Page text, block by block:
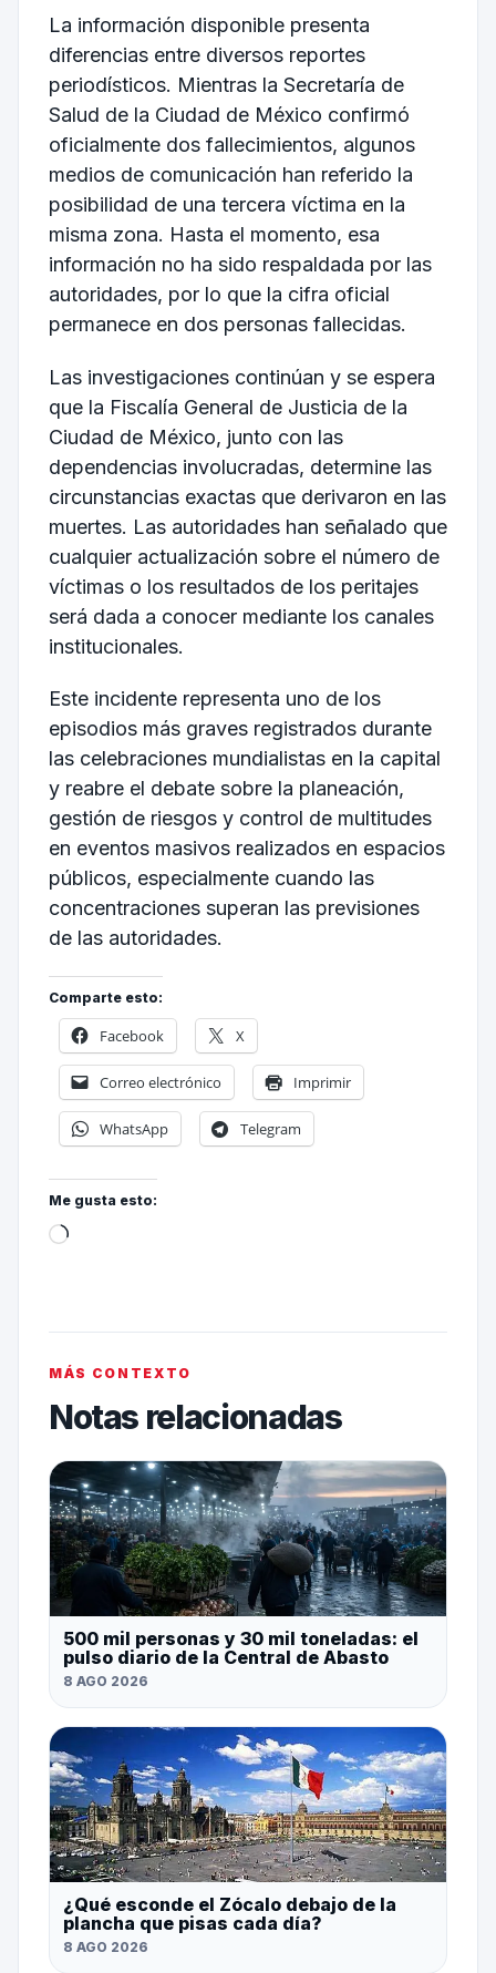
La información disponible presenta
diferencias entre diversos reportes
periodísticos. Mientras la Secretaría de
Salud de la Ciudad de México confirmó
oficialmente dos fallecimientos, algunos
medios de comunicación han referido la
posibilidad de una tercera víctima en la
misma zona. Hasta el momento, esa
información no ha sido respaldada por las
autoridades, por lo que la cifra oficial
permanece en dos personas fallecidas.
Las investigaciones continúan y se espera
que la Fiscalía General de Justicia de la
Ciudad de México, junto con las
dependencias involucradas, determine las
circunstancias exactas que derivaron en las
muertes. Las autoridades han señalado que
cualquier actualización sobre el número de
víctimas o los resultados de los peritajes
será dada a conocer mediante los canales
institucionales.
Este incidente representa uno de los
episodios más graves registrados durante
las celebraciones mundialistas en la capital
y reabre el debate sobre la planeación,
gestión de riesgos y control de multitudes
en eventos masivos realizados en espacios
públicos, especialmente cuando las
concentraciones superan las previsiones
de las autoridades.
Comparte esto:
Facebook X
Correo electrónico Imprimir
WhatsApp Telegram
Me gusta esto:
MÁS CONTEXTO
Notas relacionadas
500 mil personas y 30 mil toneladas: el
pulso diario de la Central de Abasto
8 AGO 2026
¿Qué esconde el Zócalo debajo de la
plancha que pisas cada día?
8 AGO 2026